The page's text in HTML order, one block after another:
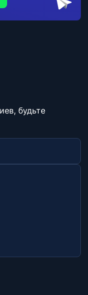
будьте